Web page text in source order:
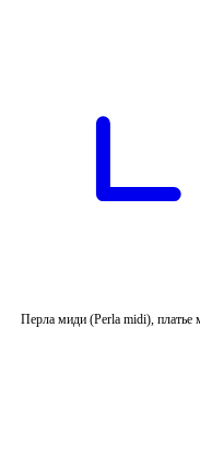
Перла миди (Perla midi), платье